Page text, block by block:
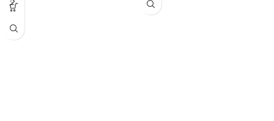
Είναι εφαρμοστό στη μέση και ανοίγει
Ιταλικής ραφής